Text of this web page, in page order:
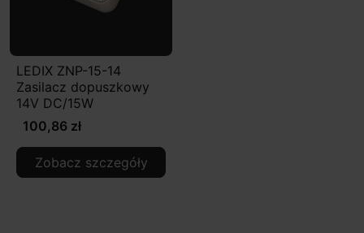
LEDIX ZNP-15-14
Zasilacz dopuszkowy
14V DC/15W
100,86 zł
Zobacz szczegóły